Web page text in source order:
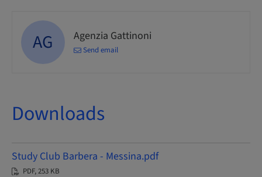
AG Agenzia Gattinoni
Send email
Downloads
Study Club Barbera - Messina.pdf
PDF, 253 KB